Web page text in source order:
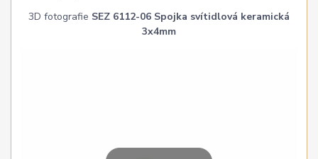
3D fotografie SEZ 6112-06 Spojka svítidlová keramická
3x4mm